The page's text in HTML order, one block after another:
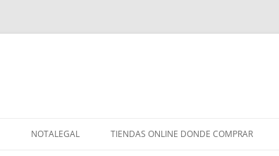
NOTALEGAL TIENDAS ONLINE DONDE COMPRAR